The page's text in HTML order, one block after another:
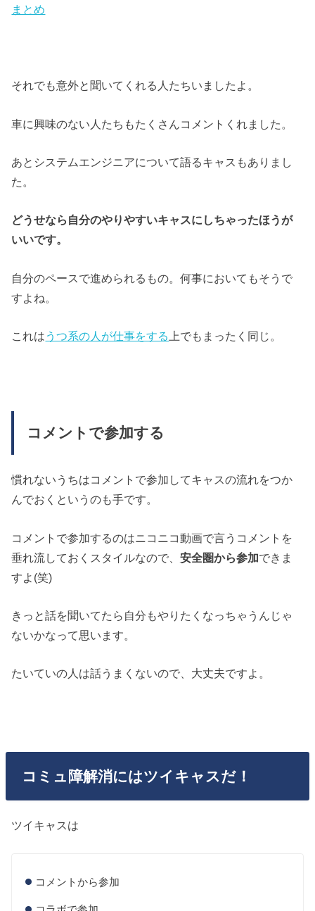
まとめ
それでも意外と聞いてくれる人たちいましたよ。
車に興味のない人たちもたくさんコメントくれました。
あとシステムエンジニアについて語るキャスもありまし
た。
どうせなら自分のやりやすいキャスにしちゃったほうが
いいです。
自分のペースで進められるもの。何事においてもそうで
すよね。
これは うつ系の人が仕事をする 上でもまったく同じ。
コメントで参加する
慣れないうちはコメントで参加してキャスの流れをつか
んでおくというのも手です。
コメントで参加するのはニコニコ動画で言うコメントを
垂れ流しておくスタイルなので、安全圏から参加できま
すよ(笑)
きっと話を聞いてたら自分もやりたくなっちゃうんじゃ
ないかなって思います。
たいていの人は話うまくないので、大丈夫ですよ。
コミュ障解消にはツイキャスだ！
ツイキャスは
コメントから参加